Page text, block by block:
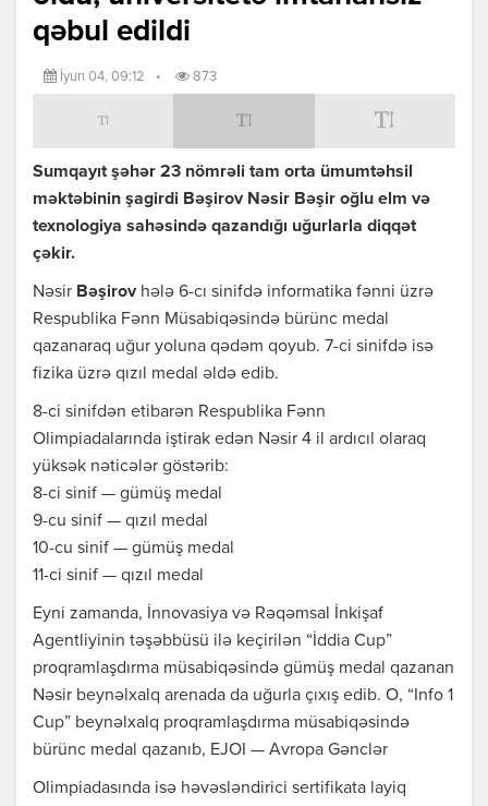
qəbul edildi
İyun 04, 09:12 • 873
Sumqayıt şəhər 23 nömrəli tam orta ümumtəhsil
məktəbinin şagirdi Bəşirov Nəsir Bəşir oğlu elm və
texnologiya sahəsində qazandığı uğurlarla diqqət
çəkir.
Nəsir Bəşirov hələ 6-cı sinifdə informatika fənni üzrə
Respublika Fənn Müsabiqəsində bürünc medal
qazanaraq uğur yoluna qədəm qoyub. 7-ci sinifdə isə
fizika üzrə qızıl medal əldə edib.
8-ci sinifdən etibarən Respublika Fənn
Olimpiadalarında iştirak edən Nəsir 4 il ardıcıl olaraq
yüksək nəticələr göstərib:
8-ci sinif — gümüş medal
9-cu sinif — qızıl medal
10-cu sinif — gümüş medal
11-ci sinif — qızıl medal
Eyni zamanda, İnnovasiya və Rəqəmsal İnkişaf
Agentliyinin təşəbbüsü ilə keçirilən “İddia Cup”
proqramlaşdırma müsabiqəsində gümüş medal qazanan
Nəsir beynəlxalq arenada da uğurla çıxış edib. O, “Info 1
Cup” beynəlxalq proqramlaşdırma müsabiqəsində
bürünc medal qazanıb, EJOI — Avropa Gənclər
Olimpiadasında isə həvəsləndirici sertifikata layiq